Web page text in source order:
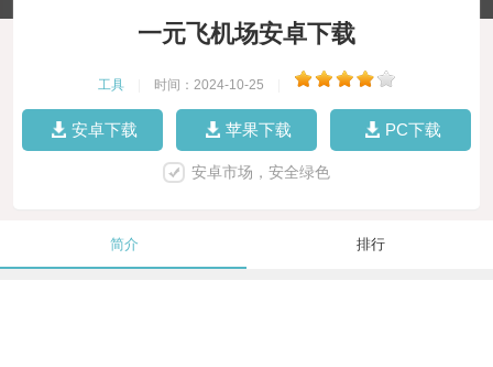
一元飞机场安卓下载
工具 时间：2024-10-25
安卓下载 苹果下载 PC下载
安卓市场，安全绿色
简介 排行